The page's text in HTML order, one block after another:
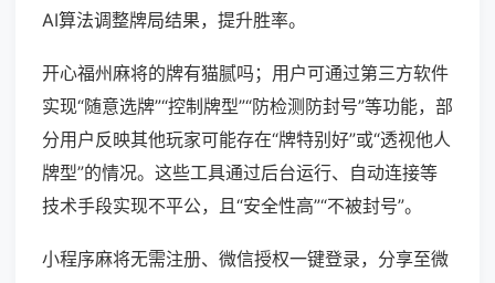
AI算法调整牌局结果，提升胜率。
开心福州麻将的牌有猫腻吗；用户可通过第三方软件
实现“随意选牌”“控制牌型”“防检测防封号”等功能，部
分用户反映其他玩家可能存在“牌特别好”或“透视他人
牌型”的情况。这些工具通过后台运行、自动连接等
技术手段实现不平公，且“安全性高”“不被封号”。
小程序麻将无需注册、微信授权一键登录，分享至微